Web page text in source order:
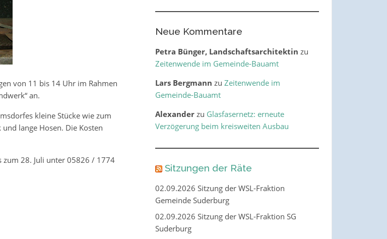
von 11 bis 14 Uhr im Rahmen
an.
kleine Stücke wie zum
lange Hosen. Die Kosten
zum 28. Juli unter 05826 / 1774
Neue Kommentare
Petra Bünger, Landschaftsarchitektin zu
Zeitenwende im Gemeinde-Bauamt
Lars Bergmann zu Zeitenwende im
Gemeinde-Bauamt
Alexanderzu Glasfasernetz: erneute
Verzögerung beim kreisweiten Ausbau
Sitzungen der Räte
02.09.2026 Sitzung der WSL-Fraktion
Gemeinde Suderburg
02.09.2026 Sitzung der WSL-Fraktion SG
Suderburg